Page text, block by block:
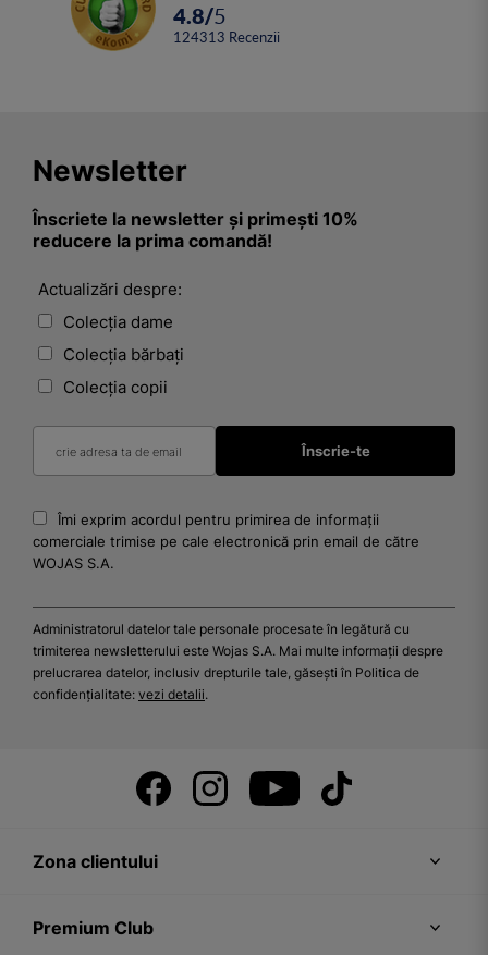
Scop
Sens
Moralitate
Etică
Religie
Conștiință
Subconștient
Memorie
Trecut
Nemurire
Moarte
Viață
Creștere
Dezvoltare
Schimbare
Evoluție
Progres
Ordine
Întuneric
Căldură
4.8/5
124313 Recenzii
Newsletter
Înscriete la newsletter și primești 10%
reducere la prima comandă!
Actualizări despre:
Colecția dame
Colecția bărbați
Colecția copii
Îmi exprim acordul pentru primirea de informații
comerciale trimise pe cale electronică prin email de către
WOJAS S.A.
Administratorul datelor tale personale procesate în legătură cu
trimiterea newsletterului este Wojas S.A. Mai multe informații despre
prelucrarea datelor, inclusiv drepturile tale, găsești în Politica de
confidențialitate: vezi detalii.
Zona clientului
Premium Club